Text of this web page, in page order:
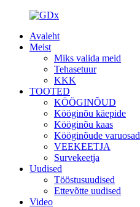
Avaleht
Meist
Miks valida meid
Tehasetuur
KKK
TOOTED
KÖÖGINÕUD
Kööginõu käepide
Kööginõu kaas
Kööginõude varuosad
VEEKEETJA
Survekeetja
Uudised
Tööstusuudised
Ettevõtte uudised
Video